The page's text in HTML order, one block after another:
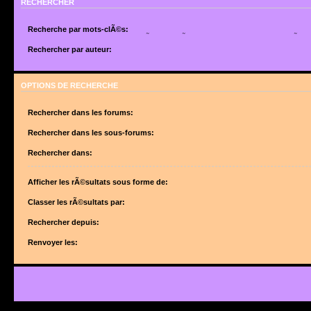
RECHERCHER
Recherche par mots-clÃ©s:
suite de mots sÃ©parÃ©s par des
Utilisez un * comme joker pour des recherches partielles.
Rechercher par auteur:
OPTIONS DE RECHERCHE
Rechercher dans les forums:
forums sont automatiquement inclus si vous ne dÃ©sactivez pas lâ€™option ci-
Rechercher dans les sous-forums:
Rechercher dans:
Afficher les rÃ©sultats sous forme de:
Classer les rÃ©sultats par:
Rechercher depuis:
Renvoyer les: